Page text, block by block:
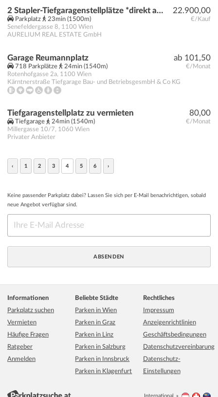
22.900,00
€/Kauf
2 Stapler-Tiefgaragenstellplätze *direkt am Viktor-Adler-Markt*
Parkplatz
23min (1500m)
Senefeldergasse 8, 1100 Wien
AURELIUM REAL ESTATE GmbH
ab 101,50
€/Monat
Garage Reumannplatz
718 Parkplätze
24min (1540m)
Rotenhofgasse 2a, 1100 Wien
Kärntnerstraße Tiefgarage Bau- und BetriebsgesmbH & Co KG
80,00
€/Monat
Tiefgaragenstellplatz zu vermieten
Tiefgarage
24min (1540m)
Millergasse 10/7, 1060 Wien
Privater Anbieter
‹ 1 2 3 4 5 6 ›
Keine passender Parkplatz dabei? Lassen Sie sich per E-Mail benachrichtigen, sobald
neue Angebot verfügbar sind.
Informationen
Parkplatz suchen
Vermieten
Häufige Fragen
Ratgeber
Anmelden
Beliebte Städte
Parken in Wien
Parken in Graz
Parken in Linz
Parken in Salzburg
Parken in Innsbruck
Parken in Klagenfurt
Rechtliches
Impressum
Anzeigenrichtlinien
Geschäftsbedingungen
Datenschutzvereinbarung
Datenschutz-
Einstellungen